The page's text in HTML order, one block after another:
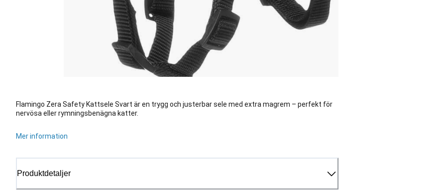
Flamingo Zera Safety Kattsele Svart är en trygg och justerbar sele med extra magrem – perfekt för
nervösa eller rymningsbenägna katter.
Mer information
Produktdetaljer